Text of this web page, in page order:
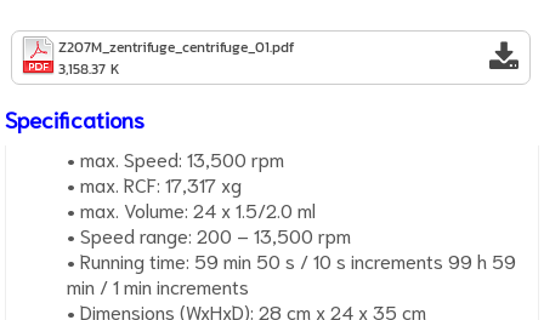
Z207M_zentrifuge_centrifuge_01.pdf
3,158.37 K
Specifications
• max. Speed: 13,500 rpm
• max. RCF: 17,317 xg
• max. Volume: 24 x 1.5/2.0 ml
• Speed range: 200 – 13,500 rpm
• Running time: 59 min 50 s / 10 s increments 99 h 59
min / 1 min increments
• Dimensions (WxHxD): 28 cm x 24 x 35 cm